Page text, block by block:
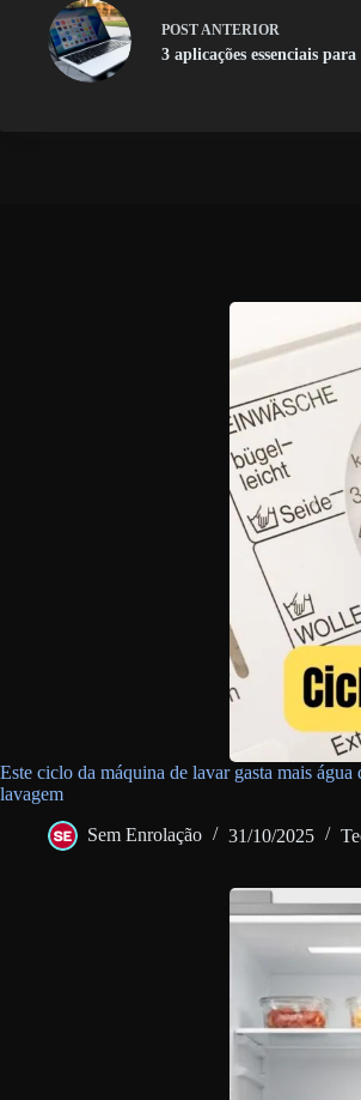
POST ANTERIOR
3 aplicações essenciais
Este ciclo da máquina de lavar gasta mais água
lavagem
Sem Enrolação 31/10/2025